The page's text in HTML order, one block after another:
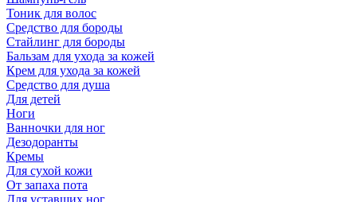
Тоник для волос
Средство для бороды
Стайлинг для бороды
Бальзам для ухода за кожей
Крем для ухода за кожей
Средство для душа
Для детей
Ноги
Ванночки для ног
Дезодоранты
Кремы
Для сухой кожи
От запаха пота
Для уставших ног